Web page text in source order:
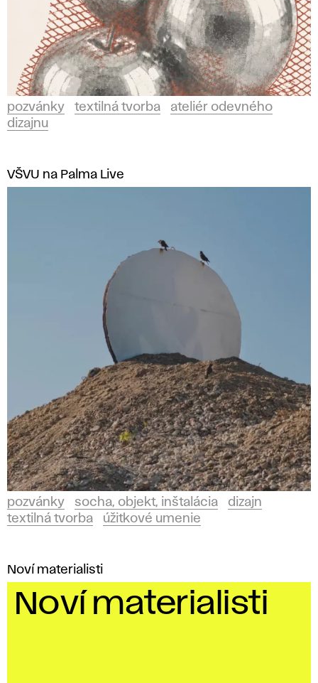
pozvánky textilná tvorba
ateliér odevného
dizajnu
VŠVU na Palma Live
pozvánky socha, objekt, inštalácia
dizajn
textilná tvorba
úžitkové umenie
Noví materialisti
Noví materialisti